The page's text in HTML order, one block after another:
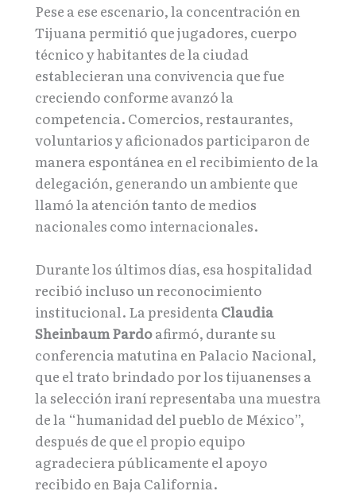
Pese a ese escenario, la concentración en
Tijuana permitió que jugadores, cuerpo
técnico y habitantes de la ciudad
establecieran una convivencia que fue
creciendo conforme avanzó la
competencia. Comercios, restaurantes,
voluntarios y aficionados participaron de
manera espontánea en el recibimiento de la
delegación, generando un ambiente que
llamó la atención tanto de medios
nacionales como internacionales.
Durante los últimos días, esa hospitalidad
recibió incluso un reconocimiento
institucional. La presidentaClaudia
Sheinbaum Pardoafirmó, durante su
conferencia matutina en Palacio Nacional,
que el trato brindado por los tijuanenses a
la selección iraní representaba una muestra
de la “humanidad del pueblo de México”,
después de que el propio equipo
agradeciera públicamente el apoyo
recibido en Baja California.